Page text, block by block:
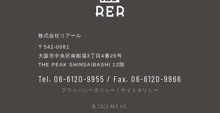
株式会社リアール
〒542-0081
大阪市中央区南船場3丁目4番26号
THE PEAK SHINSAIBASHI 12階
Tel. 06-6120-9955 / Fax. 06-6120-9966
プライバシーポリシー サイトポリシー
© 2023 RER Inc.